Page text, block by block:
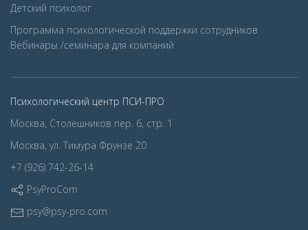
Детcкий психолог
Программа психологической поддержки сотрудников
Вебинары /семинара для компаний
Психологический центр ПСИ-ПРО
Москва, Столешников пер. 6, стр. 1
Москва, ул. Тимура Фрунзе 20
+7 (926) 742-26-14
PsyProCom
psy@psy-pro.com